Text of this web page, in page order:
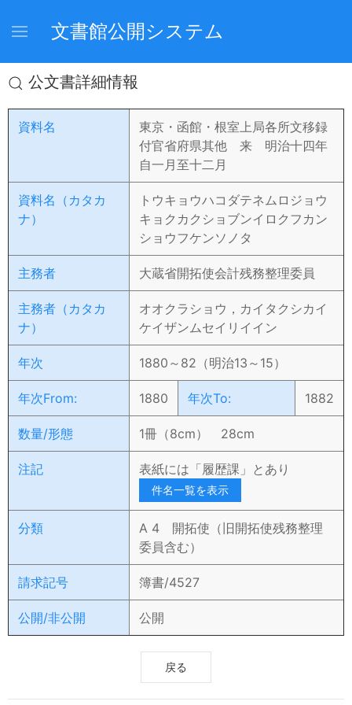
文書館公開システム
公文書詳細情報
資料名
東京・函館・根室上局各所文移録
付官省府県其他 来 明治十四年
自一月至十二月
資料名（カタカ
ナ）
トウキョウハコダテネムロジョウ
キョクカクショブンイロクフカン
ショウフケンソノタ
主務者 大蔵省開拓使会計残務整理委員
主務者（カタカ
ナ）
オオクラショウ，カイタクシカイ
ケイザンムセイリイイン
年次 1880～82（明治13～15）
年次From: 1880 年次To: 1882
数量/形態 1冊（8cm） 28cm
注記 表紙には「履歴課」とあり
件名一覧を表示
分類
A 4 開拓使（旧開拓使残務整理
委員含む）
請求記号 簿書/4527
公開/非公開 公開
戻る